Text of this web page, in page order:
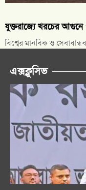
যুক্তরাজ্যে খরচের আগুনে
বিশ্বের মানবিক ও
এক্সক্লুসিভ